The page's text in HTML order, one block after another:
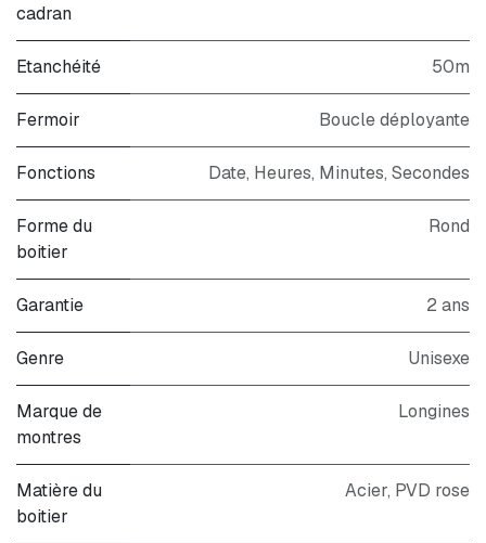
cadran
Etanchéité 50m
Fermoir Boucle déployante
Fonctions Date, Heures, Minutes, Secondes
Forme du
boitier
Rond
Garantie 2 ans
Genre Unisexe
Marque de
montres
Longines
Matière du
boitier
Acier, PVD rose